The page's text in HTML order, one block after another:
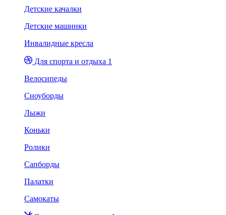
Детские качалки
Детские машинки
Инвалидные кресла
Для спорта и отдыха 1
Велосипеды
Сноуборды
Лыжи
Коньки
Ролики
Сапборды
Палатки
Самокаты